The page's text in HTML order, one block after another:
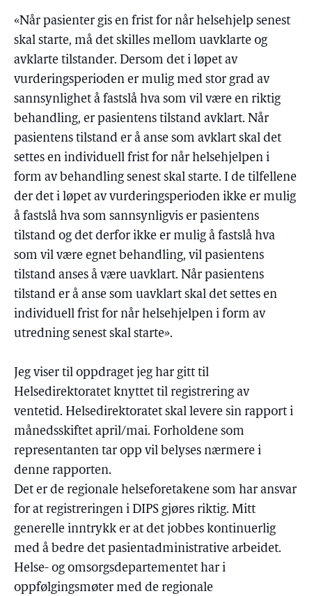
«Når pasienter gis en frist for når helsehjelp senest
skal starte, må det skilles mellom uavklarte og
avklarte tilstander. Dersom det i løpet av
vurderingsperioden er mulig med stor grad av
sannsynlighet å fastslå hva som vil være en riktig
behandling, er pasientens tilstand avklart. Når
pasientens tilstand er å anse som avklart skal det
settes en individuell frist for når helsehjelpen i
form av behandling senest skal starte. I de tilfellene
der det i løpet av vurderingsperioden ikke er mulig
å fastslå hva som sannsynligvis er pasientens
tilstand og det derfor ikke er mulig å fastslå hva
som vil være egnet behandling, vil pasientens
tilstand anses å være uavklart. Når pasientens
tilstand er å anse som uavklart skal det settes en
individuell frist for når helsehjelpen i form av
utredning senest skal starte».
Jeg viser til oppdraget jeg har gitt til
Helsedirektoratet knyttet til registrering av
ventetid. Helsedirektoratet skal levere sin rapport i
månedsskiftet april/mai. Forholdene som
representanten tar opp vil belyses nærmere i
denne rapporten.
Det er de regionale helseforetakene som har ansvar
for at registreringen i DIPS gjøres riktig. Mitt
generelle inntrykk er at det jobbes kontinuerlig
med å bedre det pasientadministrative arbeidet.
Helse- og omsorgsdepartementet har i
oppfølgingsmøter med de regionale